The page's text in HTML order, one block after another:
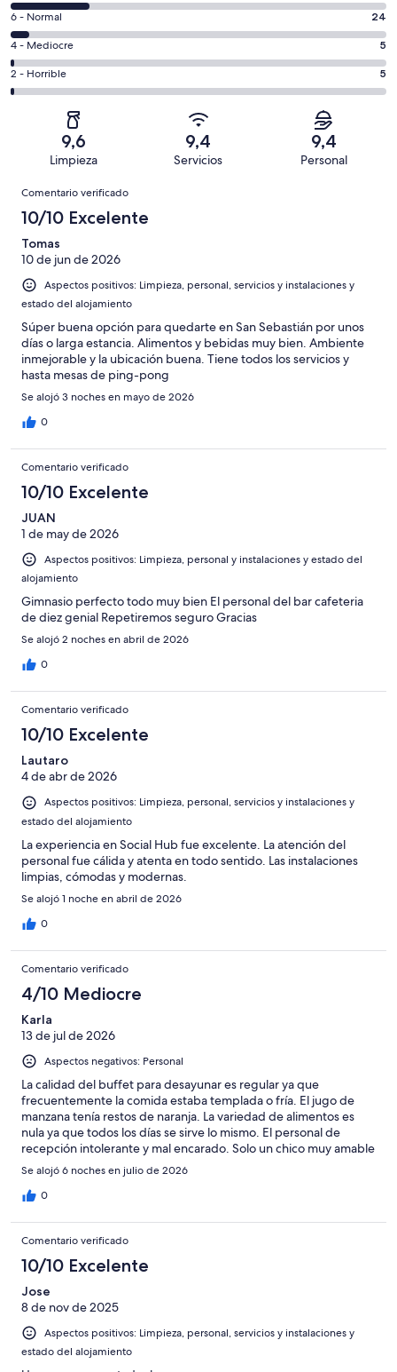
un
total
de
482
con
puntuación
comentarios
de
un
total
de
puntuación
24
comentarios
de
un
total
puntuación
Normal
6 - Normal 24
5
comentarios
de
una
puntuación
Mediocre
4 - Mediocre 5
5
comentarios
482
una
puntuación
de
Horrible
2 - Horrible 5
9,6
Limpieza
9,4
Servicios
9,4
Personal
Comentarios
Comentario verificado
10/10 Excelente
Tomas
10 de jun de 2026
Aspectos positivos: Limpieza, personal, servicios y instalaciones y
estado del alojamiento
Súper buena opción para quedarte en San Sebastián por unos
días o larga estancia. Alimentos y bebidas muy bien. Ambiente
inmejorable y la ubicación buena. Tiene todos los servicios y
hasta mesas de ping-pong
Se alojó 3 noches en mayo de 2026
0
Comentario verificado
10/10 Excelente
JUAN
1 de may de 2026
Aspectos positivos: Limpieza, personal y instalaciones y estado del
alojamiento
Gimnasio perfecto todo muy bien El personal del bar cafeteria
de diez genial Repetiremos seguro Gracias
Se alojó 2 noches en abril de 2026
0
Comentario verificado
10/10 Excelente
Lautaro
4 de abr de 2026
Aspectos positivos: Limpieza, personal, servicios y instalaciones y
estado del alojamiento
La experiencia en Social Hub fue excelente. La atención del
personal fue cálida y atenta en todo sentido. Las instalaciones
limpias, cómodas y modernas.
Se alojó 1 noche en abril de 2026
0
Comentario verificado
4/10 Mediocre
Karla
13 de jul de 2026
Aspectos negativos: Personal
La calidad del buffet para desayunar es regular ya que
frecuentemente la comida estaba templada o fría. El jugo de
manzana tenía restos de naranja. La variedad de alimentos es
nula ya que todos los días se sirve lo mismo. El personal de
recepción intolerante y mal encarado. Solo un chico muy amable
pero el resto de las chicas con poco criterio y groseras. La
limpieza en las habitaciones podría mejorar. La lavandería es una
excelente opción en el hotel
Se alojó 6 noches en julio de 2026
0
Comentario verificado
10/10 Excelente
Jose
8 de nov de 2025
Aspectos positivos: Limpieza, personal, servicios y instalaciones y
estado del alojamiento